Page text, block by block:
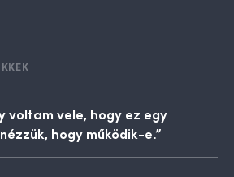
voltam vele, hogy ez egy
hogy működik-e.”